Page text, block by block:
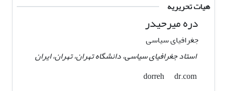
هیات تحریریه
دره میرحیدر
جغرافیای سیاسی
استاد جغرافیای سیاسی، دانشگاه تهران، تهران، ایران
dr.com